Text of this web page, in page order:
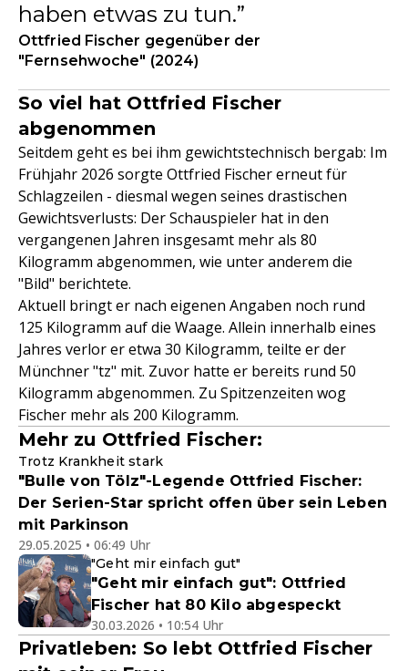
haben etwas zu tun.
Ottfried Fischer gegenüber der
"Fernsehwoche" (2024)
So viel hat Ottfried Fischer
abgenommen
Seitdem geht es bei ihm gewichtstechnisch bergab: Im
Frühjahr 2026 sorgte Ottfried Fischer erneut für
Schlagzeilen - diesmal wegen seines drastischen
Gewichtsverlusts: Der Schauspieler hat in den
vergangenen Jahren insgesamt mehr als 80
Kilogramm abgenommen, wie unter anderem die
"Bild" berichtete.
Aktuell bringt er nach eigenen Angaben noch rund
125 Kilogramm auf die Waage. Allein innerhalb eines
Jahres verlor er etwa 30 Kilogramm, teilte er der
Münchner "tz" mit. Zuvor hatte er bereits rund 50
Kilogramm abgenommen. Zu Spitzenzeiten wog
Fischer mehr als 200 Kilogramm.
Mehr zu Ottfried Fischer:
Trotz Krankheit stark
"Bulle von Tölz"-Legende Ottfried Fischer:
Der Serien-Star spricht offen über sein Leben
mit Parkinson
29.05.2025 • 06:49 Uhr
"Geht mir einfach gut"
"Geht mir einfach gut": Ottfried
Fischer hat 80 Kilo abgespeckt
30.03.2026 • 10:54 Uhr
Privatleben: So lebt Ottfried Fischer